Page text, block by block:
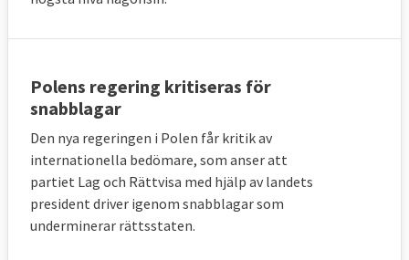
Polens regering kritiseras för
snabblagar
Den nya regeringen i Polen får kritik av
internationella bedömare, som anser att
partiet Lag och Rättvisa med hjälp av landets
president driver igenom snabblagar som
underminerar rättsstaten.